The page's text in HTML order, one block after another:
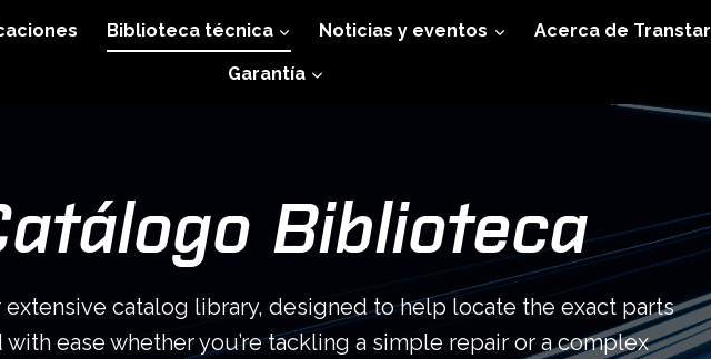
Biblioteca técnica Noticias y eventos Acerca de Transtar
Garantía
Biblioteca
extensive catalog library, designed to help locate the exact parts
ease whether you’re tackling a simple repair or a complex